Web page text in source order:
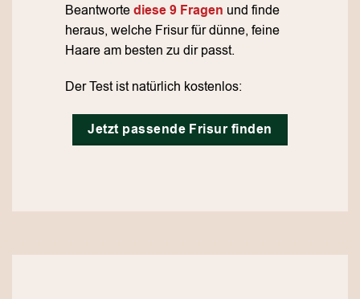
Beantwortediese 9 Fragen und finde
heraus, welche Frisur für dünne, feine
Haare am besten zu dir passt.
Der Test ist natürlich kostenlos:
Jetzt passende Frisur finden